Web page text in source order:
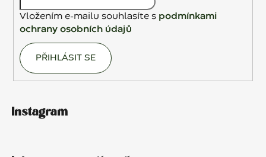
Vložením e-mailu souhlasíte s podmínkami
ochrany osobních údajů
PŘIHLÁSIT SE
Instagram